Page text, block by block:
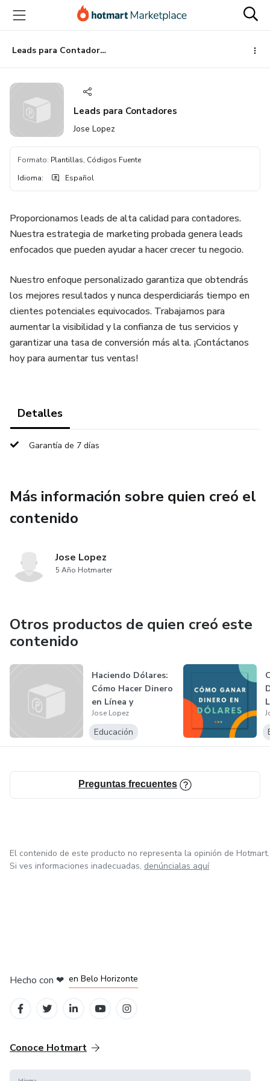
principal
página
de
página
Leads para Contadores
Leads para Contadores
Jose Lopez
Formato: Plantillas, Códigos Fuente
Idioma: Español
Proporcionamos leads de alta calidad para contadores.
Nuestra estrategia de marketing probada genera leads
enfocados que pueden ayudar a hacer crecer tu negocio.
Nuestro enfoque personalizado garantiza que obtendrás
los mejores resultados y nunca desperdiciarás tiempo en
clientes potenciales equivocados. Trabajamos para
aumentar la visibilidad y la confianza de tus servicios y
garantizar una tasa de conversión más alta. ¡Contáctanos
hoy para aumentar tus ventas!
Detalles
Garantía de 7 días
Más información sobre quien creó el
contenido
Jose Lopez
5 Año Hotmarter
Otros productos de quien creó este
contenido
Haciendo Dólares:
Cómo Hacer Dinero
en Línea y
Conseguir Pag...
Jose Lopez
Educación
Preguntas frecuentes
El contenido de este producto no representa la opinión de Hotmart.
Si ves informaciones inadecuadas, denúncialas aquí
Hecho con ❤ en Belo Horizonte
Conoce Hotmart